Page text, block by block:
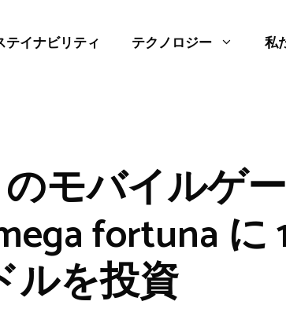
テイナビリティ テクノロジー 私
モバイルゲ
fortuna に
ルを投資